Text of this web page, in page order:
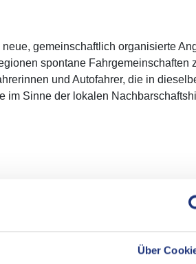
Über
gemeinschaftlich organisierte
spontane Fahrgemeinschaften
und Autofahrer, die in
im Sinne der lokalen